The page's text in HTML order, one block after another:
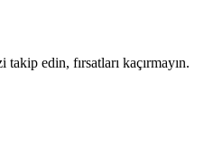
takip edin, fırsatları kaçırmayın.